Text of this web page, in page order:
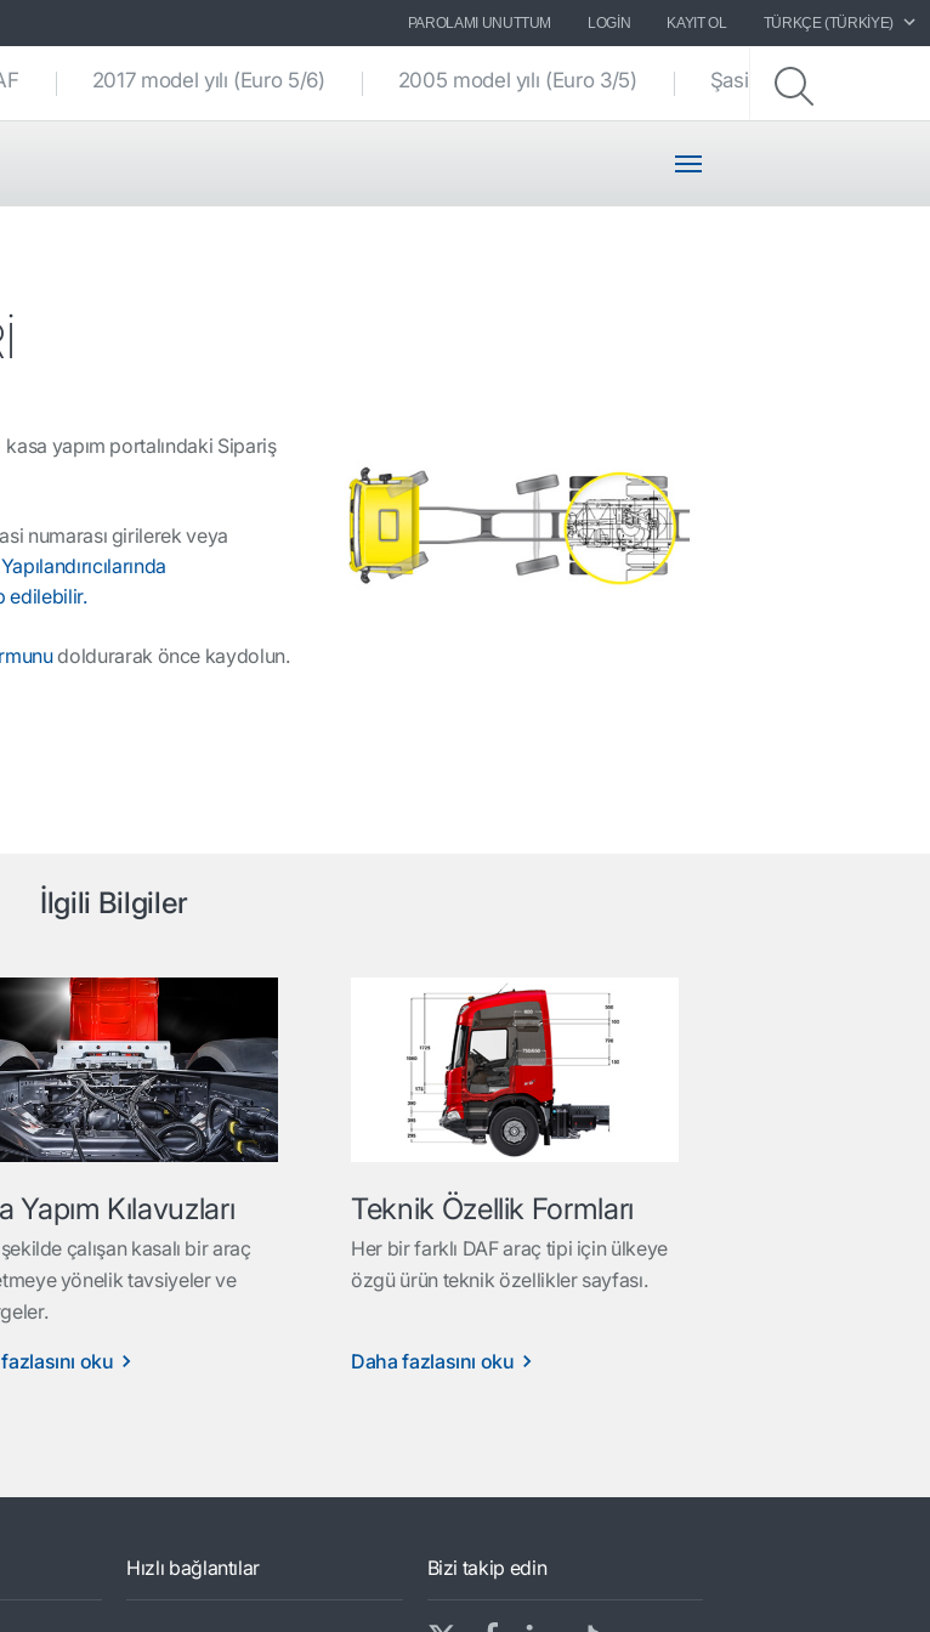
PAROLAMI UNUTTUM LOGIN KAYIT OL TÜRKÇE (TÜRKIYE)
2017 model yılı (Euro 5/6) 2005 model yılı (Euro 3/5) Şasi çizimleri
yapım portalındaki Sipariş
numarası girilerek veya
edilebilir.
doldurarak önce kaydolun.
İlgili Bilgiler
Yapım Kılavuzları
çalışan kasalı bir araç
yönelik tavsiyeler ve
oku
Teknik Özellik Formları
Her bir farklı DAF araç tipi için ülkeye
özgü ürün teknik özellikler sayfası.
Daha fazlasını oku
Hızlı bağlantılar Bizi takip edin